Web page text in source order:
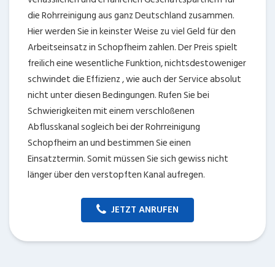
die Rohrreinigung aus ganz Deutschland zusammen.
Hier werden Sie in keinster Weise zu viel Geld für den
Arbeitseinsatz in Schopfheim zahlen. Der Preis spielt
freilich eine wesentliche Funktion, nichtsdestoweniger
schwindet die Effizienz , wie auch der Service absolut
nicht unter diesen Bedingungen. Rufen Sie bei
Schwierigkeiten mit einem verschloßenen
Abflusskanal sogleich bei der Rohrreinigung
Schopfheim an und bestimmen Sie einen
Einsatztermin. Somit müssen Sie sich gewiss nicht
länger über den verstopften Kanal aufregen.
JETZT ANRUFEN